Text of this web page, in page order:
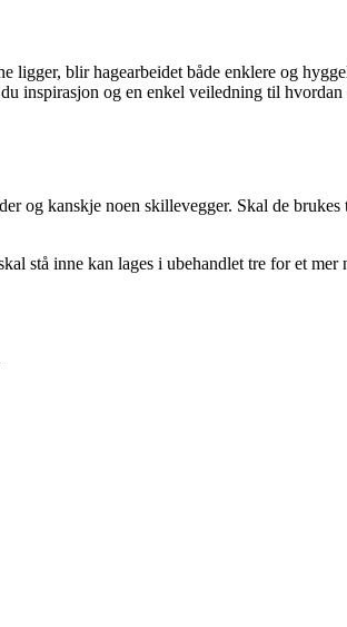
ligger, blir hagearbeidet både enklere og
inspirasjon og en enkel veiledning til
og kanskje noen skillevegger. Skal de brukes
stå inne kan lages i ubehandlet tre for et